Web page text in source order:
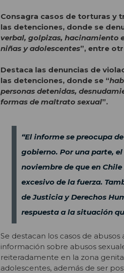
Consagra casos de torturas y
las detenciones, donde se
verbal, golpizas, hacinamiento
niñas y adolescentes”, entre
Destaca las denuncias de
las detenciones, donde se “
personas detenidas,
formas de maltrato sexual”.
“El informe se preocupa
gobierno. Por una parte,
noviembre de que en
excesivo de la fuerza.
de Justicia y Derechos
respuesta a la situación
Se destacan los casos de
información sobre abusos
reiteradamente en la zona
adolescentes, además de ser